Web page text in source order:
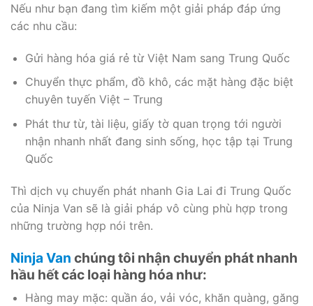
Nếu như bạn đang tìm kiếm một giải pháp đáp ứng
các nhu cầu:
Gửi hàng hóa giá rẻ từ Việt Nam sang Trung Quốc
Chuyển thực phẩm, đồ khô, các mặt hàng đặc biệt
chuyên tuyến Việt – Trung
Phát thư từ, tài liệu, giấy tờ quan trọng tới người
nhận nhanh nhất đang sinh sống, học tập tại Trung
Quốc
Thì dịch vụ chuyển phát nhanh Gia Lai đi Trung Quốc
của Ninja Van sẽ là giải pháp vô cùng phù hợp trong
những trường hợp nói trên.
Ninja Van chúng tôi nhận chuyển phát nhanh
hầu hết các loại hàng hóa như:
Hàng may mặc: quần áo, vải vóc, khăn quàng, găng